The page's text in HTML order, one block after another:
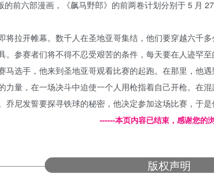
前六部漫画，《飙马野郎》的前两卷计划分别于 5 月 27
拉开帷幕。数千人在圣地亚哥集结，他们要穿越六千
参赛者们将不得不忍受艰苦的条件，每天要在人迹罕
马选手，他来到圣地亚哥观看比赛的起跑。在那里，他
力量，在一场决斗中迫使一个人用枪指着自己开枪。在
尼发誓要探寻铁球的秘密，他决定参加这场比赛，于
------本页内容已结束，感谢您的
版权声明